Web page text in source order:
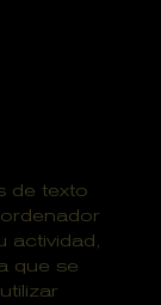
de texto
actividad,
que se